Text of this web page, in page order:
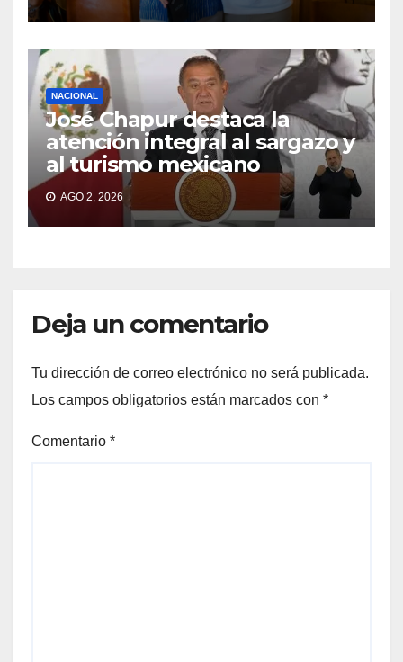
NACIONAL
José Chapur destaca la
atención integral al sargazo y
al turismo mexicano
AGO 2, 2026
Deja un comentario
Tu dirección de correo electrónico no será publicada.
Los campos obligatorios están marcados con *
Comentario *